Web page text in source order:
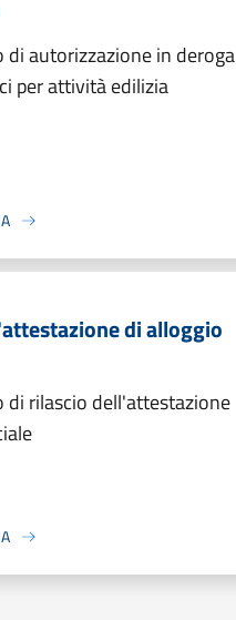
di autorizzazione in deroga
per attività edilizia
di alloggio
di rilascio dell'attestazione